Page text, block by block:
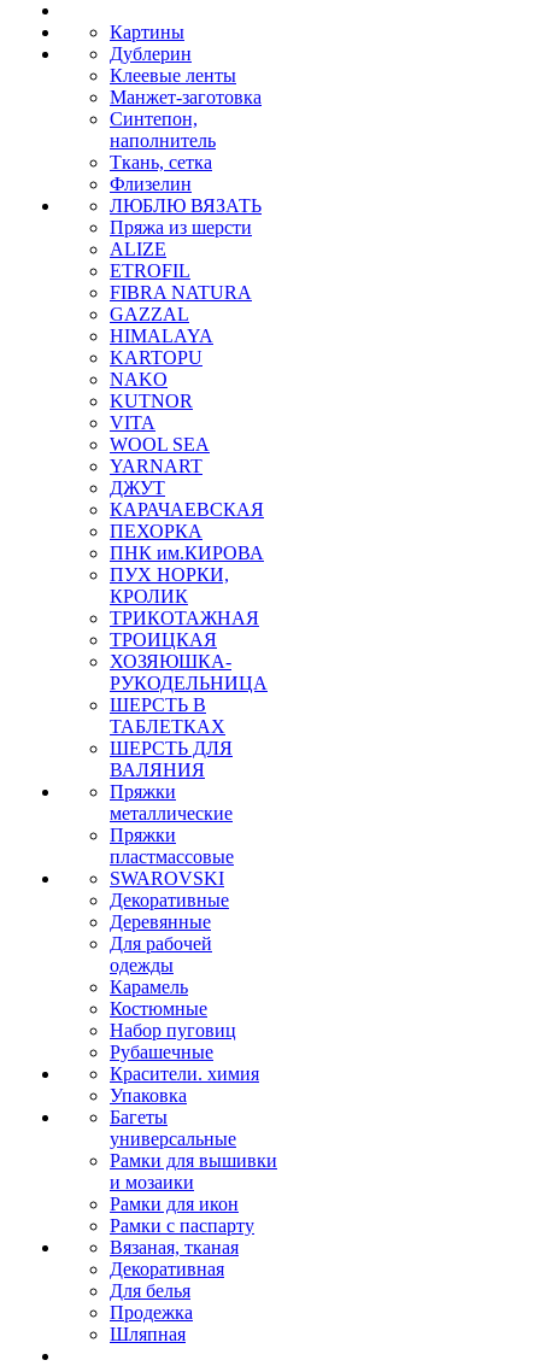
Картины
Дублерин
Клеевые ленты
Манжет-заготовка
Синтепон,
наполнитель
Ткань, сетка
Флизелин
ЛЮБЛЮ ВЯЗАТЬ
Пряжа из шерсти
ALIZE
ETROFIL
FIBRA NATURA
GAZZAL
HIMALAYA
KARTOPU
NAKO
KUTNOR
VITA
WOOL SEA
YARNART
ДЖУТ
КАРАЧАЕВСКАЯ
ПЕХОРКА
ПНК им.КИРОВА
ПУХ НОРКИ,
КРОЛИК
ТРИКОТАЖНАЯ
ТРОИЦКАЯ
ХОЗЯЮШКА-
РУКОДЕЛЬНИЦА
ШЕРСТЬ В
ТАБЛЕТКАХ
ШЕРСТЬ ДЛЯ
ВАЛЯНИЯ
Пряжки
металлические
Пряжки
пластмассовые
SWAROVSKI
Декоративные
Деревянные
Для рабочей
одежды
Карамель
Костюмные
Набор пуговиц
Рубашечные
Красители. химия
Упаковка
Багеты
универсальные
Рамки для вышивки
и мозаики
Рамки для икон
Рамки с паспарту
Вязаная, тканая
Декоративная
Для белья
Продежка
Шляпная